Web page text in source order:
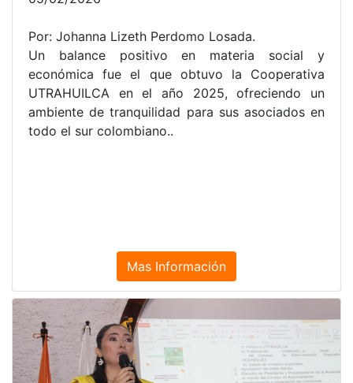
Por: Oficina de Comunicaciones
FUNDAUTRAHUILCA
Mañana sábado 18 de marzo, llegan a la ciudad
de Neiva aproximadamente 25 emprendimientos
campesinos de Huila quienes harán venta directa
de sus productos. Los puntos habilitados como